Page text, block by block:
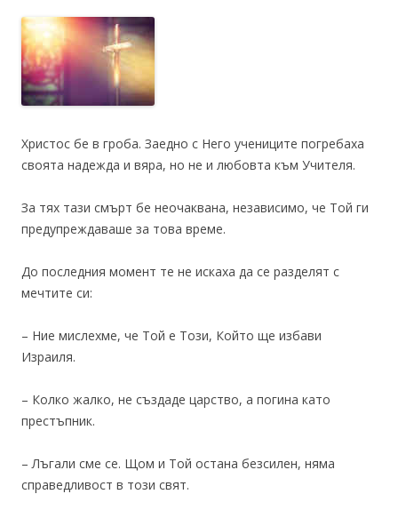
Христос бе в гроба. Заедно с Него учениците погребаха
своята надежда и вяра, но не и любовта към Учителя.
За тях тази смърт бе неочаквана, независимо, че Той ги
предупреждаваше за това време.
До последния момент те не искаха да се разделят с
мечтите си:
– Ние мислехме, че Той е Този, Който ще избави
Израиля.
– Колко жалко, не създаде царство, а погина като
престъпник.
– Лъгали сме се. Щом и Той остана безсилен, няма
справедливост в този свят.